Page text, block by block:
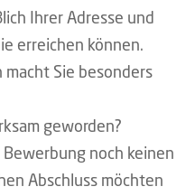
Ihrer Adresse und
erreichen können.
Sie besonders
geworden?
noch keinen
Abschluss möchten